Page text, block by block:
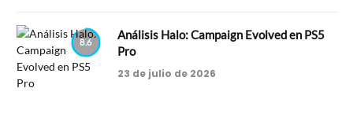
8.6
Análisis Halo: Campaign Evolved en PS5
Pro
23 de julio de 2026